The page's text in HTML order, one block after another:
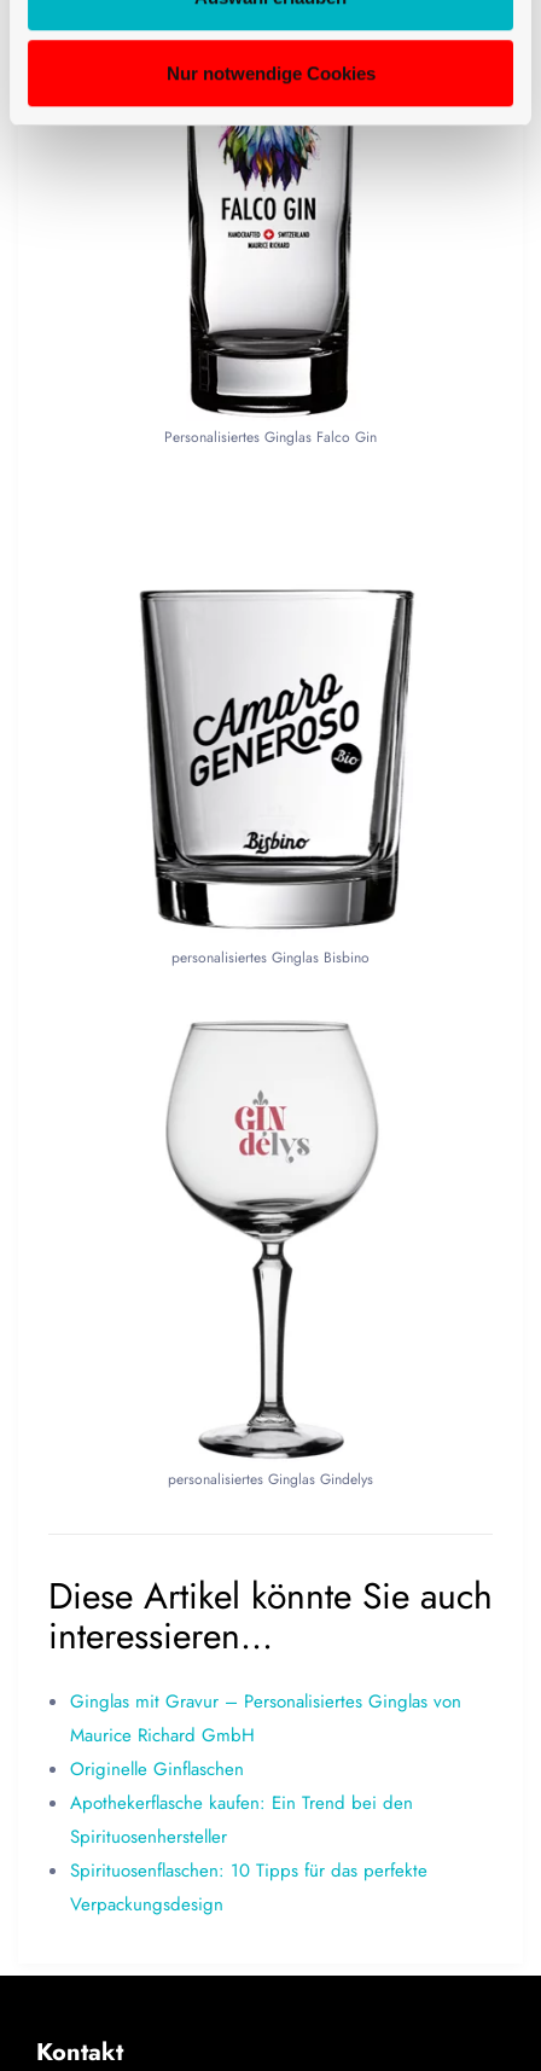
Nur notwendige Cookies
Personalisiertes Ginglas Falco Gin
personalisiertes Ginglas Bisbino
personalisiertes Ginglas Gindelys
Diese Artikel könnte Sie auch
interessieren…
Ginglas mit Gravur – Personalisiertes Ginglas von
Maurice Richard GmbH
Originelle Ginflaschen
Apothekerflasche kaufen: Ein Trend bei den
Spirituosenhersteller
Spirituosenflaschen: 10 Tipps für das perfekte
Verpackungsdesign
Kontakt